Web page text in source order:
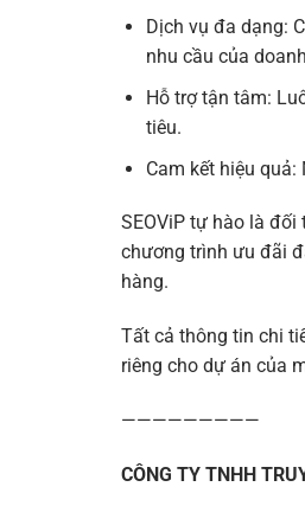
Dịch vụ đa dạng:
nhu cầu của
Hỗ trợ tận tâm:
tiêu.
Cam kết hiệu
SEOViP tự hào là
chương trình ưu đãi
hàng.
Tất cả thông tin chi
riêng cho dự án của
—————————
CÔNG TY TNHH